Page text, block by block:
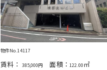
物件No.14117
賃料： 385,000円 面積： 122.00㎡